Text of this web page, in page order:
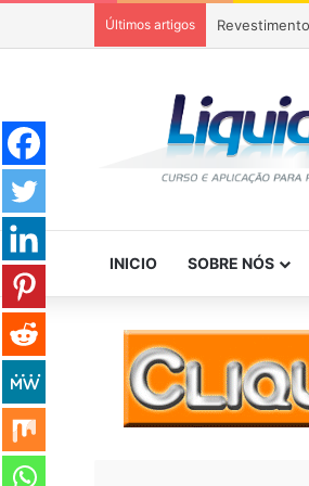
Últimos artigos
INICIO SOBRE NÓS